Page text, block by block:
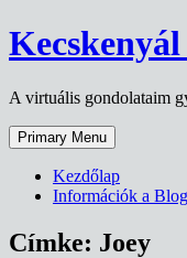
Skip
to
A virtuális gondolataim
Primary Menu
Kezdőlap
Információk a
Címke: Joey